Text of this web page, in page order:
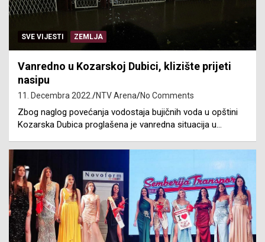
SVE VIJESTI ZEMLJA
Vanredno u Kozarskoj Dubici, klizište prijeti
nasipu
11. Decembra 2022. NTV Arena No Comments
Zbog naglog povećanja vodostaja bujičnih voda u opštini
Kozarska Dubica proglašena je vanredna situacija u…